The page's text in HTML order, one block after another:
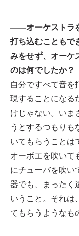
——オーケストラ
打ち込むこともで
みをせず、オーケ
のは何でしたか？
自分ですべて音を
現することになる
けじゃない。いま
うとするつもりも
いてもらうことは
オーボエを吹いて
にチューバを吹い
器でも、まったく
いうこと。それは
てもらうようなも